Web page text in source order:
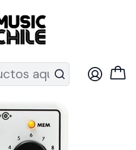
puedes encontrar en el MUT
Cuerda
360 Electro Harmonix